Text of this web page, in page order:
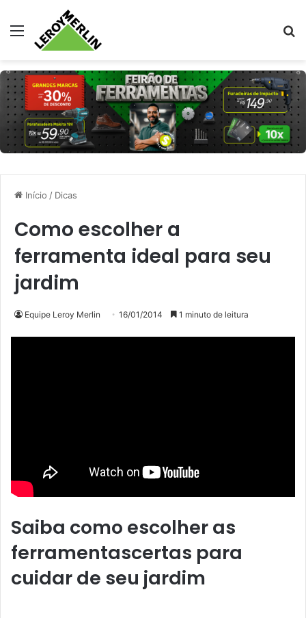
Menu
Início / Dicas
Como escolher a
ferramenta ideal para seu
jardim
Equipe Leroy Merlin 16/01/2014 1 minuto de leitura
Saiba como escolher as
ferramentascertas para
cuidar de seu jardim